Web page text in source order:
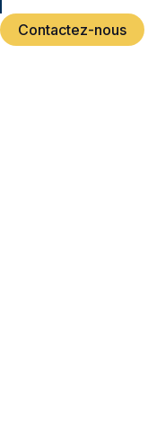
Contactez-nous